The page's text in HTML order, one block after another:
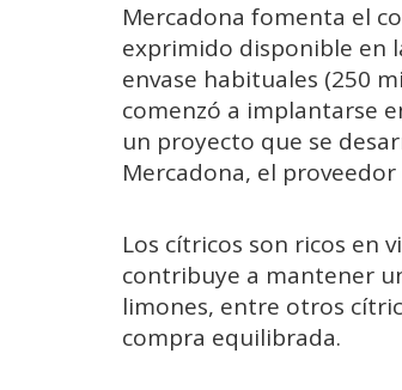
Mercadona fomenta el
exprimido disponible en
envase habituales (250
comenzó a implantarse
un proyecto que se
Mercadona, el
Los cítricos son ricos en
contribuye a mantener
limones, entre otros
compra equilibrada.